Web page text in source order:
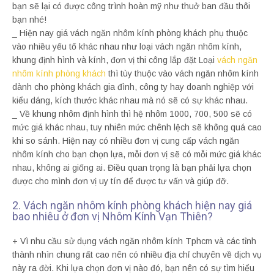
bạn sẽ lại có được công trình hoàn mỹ như thuở ban đầu thôi
bạn nhé!
_ Hiện nay giá vách ngăn nhôm kính phòng khách phụ thuộc
vào nhiều yếu tố khác nhau như loại vách ngăn nhôm kính,
khung định hình và kính, đơn vị thi công lắp đặt Loại vách ngăn
nhôm kính phòng khách thì tùy thuộc vào vách ngăn nhôm kính
dành cho phòng khách gia đình, công ty hay doanh nghiệp với
kiểu dáng, kích thước khác nhau mà nó sẽ có sự khác nhau.
_ Về khung nhôm định hình thì hệ nhôm 1000, 700, 500 sẽ có
mức giá khác nhau, tuy nhiên mức chênh lệch sẽ không quá cao
khi so sánh. Hiện nay có nhiều đơn vị cung cấp vách ngăn
nhôm kính cho bạn chọn lựa, mỗi đơn vị sẽ có mỗi mức giá khác
nhau, không ai giống ai. Điều quan trọng là bạn phải lựa chọn
được cho mình đơn vị uy tín để được tư vấn và giúp đỡ.
2. Vách ngăn nhôm kính phòng khách hiện nay giá
bao nhiêu ở đơn vị Nhôm Kính Vạn Thiên?
+ Vì nhu cầu sử dụng vách ngăn nhôm kính Tphcm và các tỉnh
thành nhìn chung rất cao nên có nhiều địa chỉ chuyên về dịch vụ
này ra đời. Khi lựa chọn đơn vị nào đó, bạn nên có sự tìm hiểu